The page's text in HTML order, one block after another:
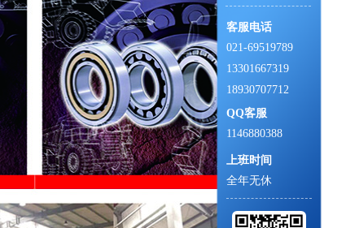
客服电话
021-69519789
13301667319
18930707712
QQ客服
1146880388
上班时间
全年无休